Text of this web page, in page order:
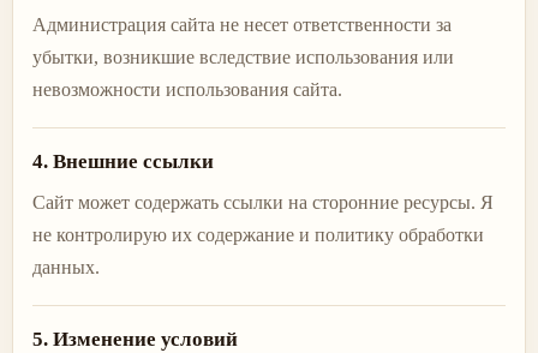
Администрация сайта не несет ответственности за
убытки, возникшие вследствие использования или
невозможности использования сайта.
4. Внешние ссылки
Сайт может содержать ссылки на сторонние ресурсы. Я
не контролирую их содержание и политику обработки
данных.
5. Изменение условий